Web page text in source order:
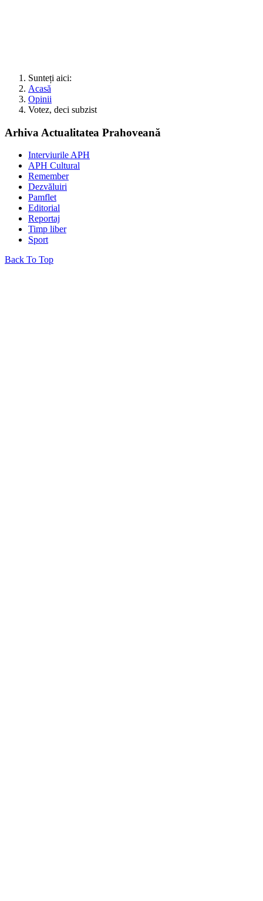
Sunteți aici:
Acasă
Opinii
Votez, deci subzist
Arhiva Actualitatea Prahoveană
Interviurile APH
APH Cultural
Remember
Dezvăluiri
Pamflet
Editorial
Reportaj
Timp liber
Sport
Back To Top